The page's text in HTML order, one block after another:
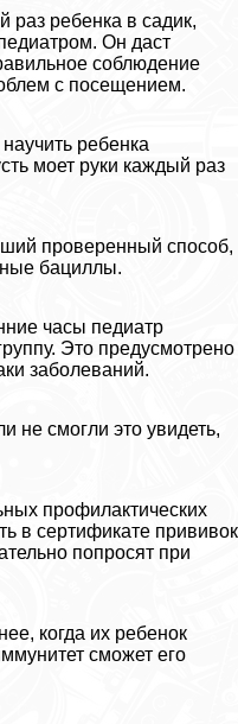
раз ребенка в садик,
Он даст
соблюдение
с посещением.
ребенка
моет руки каждый раз
проверенный способ,
бациллы.
часы педиатр
Это предусмотрено
заболеваний.
не смогли это увидеть,
профилактических
в сертификате прививок
попросят при
когда их ребенок
сможет его